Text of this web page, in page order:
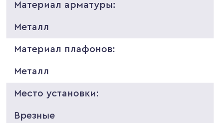
Материал арматуры:
Металл
Материал плафонов:
Металл
Место установки:
Врезные